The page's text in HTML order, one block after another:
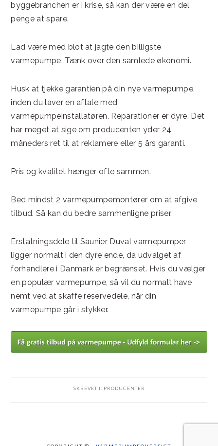
byggebranchen er i krise, så kan der være en del
penge at spare.
Lad være med blot at jagte den billigste
varmepumpe. Tænk over den samlede økonomi.
Husk at tjekke garantien på din nye varmepumpe,
inden du laver en aftale med
varmepumpeinstallatøren. Reparationer er dyre. Det
har meget at sige om producenten yder 24
måneders ret til at reklamere eller 5 års garanti.
Pris og kvalitet hænger ofte sammen.
Bed mindst 2 varmepumpemontører om at afgive
tilbud. Så kan du bedre sammenligne priser.
Erstatningsdele til Saunier Duval varmepumper
ligger normalt i den dyre ende, da udvalget af
forhandlere i Danmark er begrænset. Hvis du vælger
en populær varmepumpe, så vil du normalt have
nemt ved at skaffe reservedele, når din
varmepumpe går i stykker.
SKREVET I: PRODUCENTER